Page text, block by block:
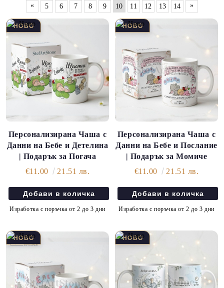
«
5 6 7 8 9 10 11 12 13 14 »
Персонализирана Чаша с
Данни на Бебе и Детелина
| Подарък за Погача
€11.00
21.51 лв.
Изработка с поръчка от 2 до 3 дни
Персонализирана Чаша с
Данни на Бебе и Послание
| Подарък за Момиче
€11.00
21.51 лв.
Изработка с поръчка от 2 до 3 дни